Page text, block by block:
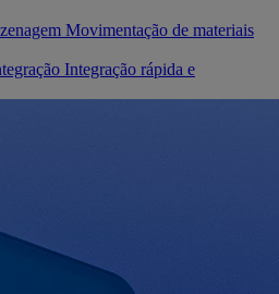
Movimentação de materiais
Integração rápida e